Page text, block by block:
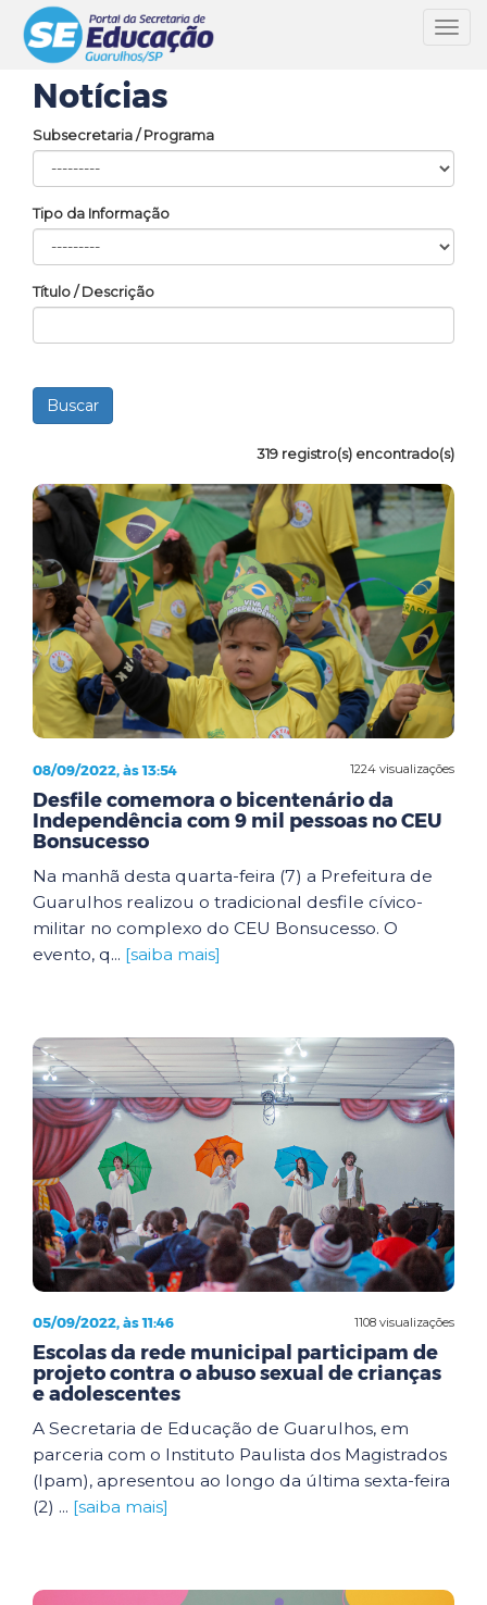
Notícias
Subsecretaria / Programa
Tipo da Informação
Título / Descrição
319 registro(s) encontrado(s)
1224 visualizações
08/09/2022, às 13:54
Desfile comemora o bicentenário da
Independência com 9 mil pessoas no CEU
Bonsucesso
Na manhã desta quarta-feira (7) a Prefeitura de
Guarulhos realizou o tradicional desfile cívico-
militar no complexo do CEU Bonsucesso. O
evento, q... [saiba mais]
1108 visualizações
05/09/2022, às 11:46
Escolas da rede municipal participam de
projeto contra o abuso sexual de crianças
e adolescentes
A Secretaria de Educação de Guarulhos, em
parceria com o Instituto Paulista dos Magistrados
(Ipam), apresentou ao longo da última sexta-feira
(2) ... [saiba mais]